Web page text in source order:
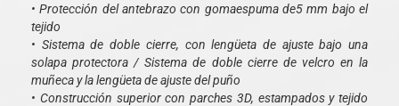
• Protección del antebrazo con gomaespuma de5 mm bajo el
tejido
• Sistema de doble cierre, con lengüeta de ajuste bajo una
solapa protectora / Sistema de doble cierre de velcro en la
muñeca y la lengüeta de ajuste del puño
• Construcción superior con parches 3D, estampados y tejido